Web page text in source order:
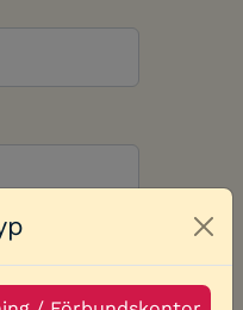
lösenord?